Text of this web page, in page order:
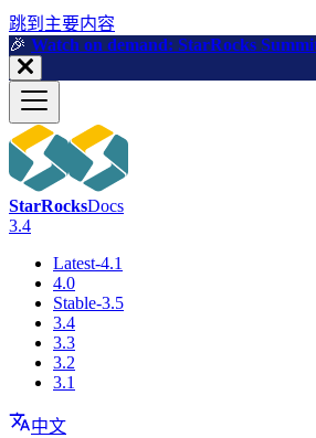
跳到主要内容
🎉️ Watch on demand: StarRocks
StarRocksDocs
3.4
Latest-4.1
4.0
Stable-3.5
3.4
3.3
3.2
3.1
中文